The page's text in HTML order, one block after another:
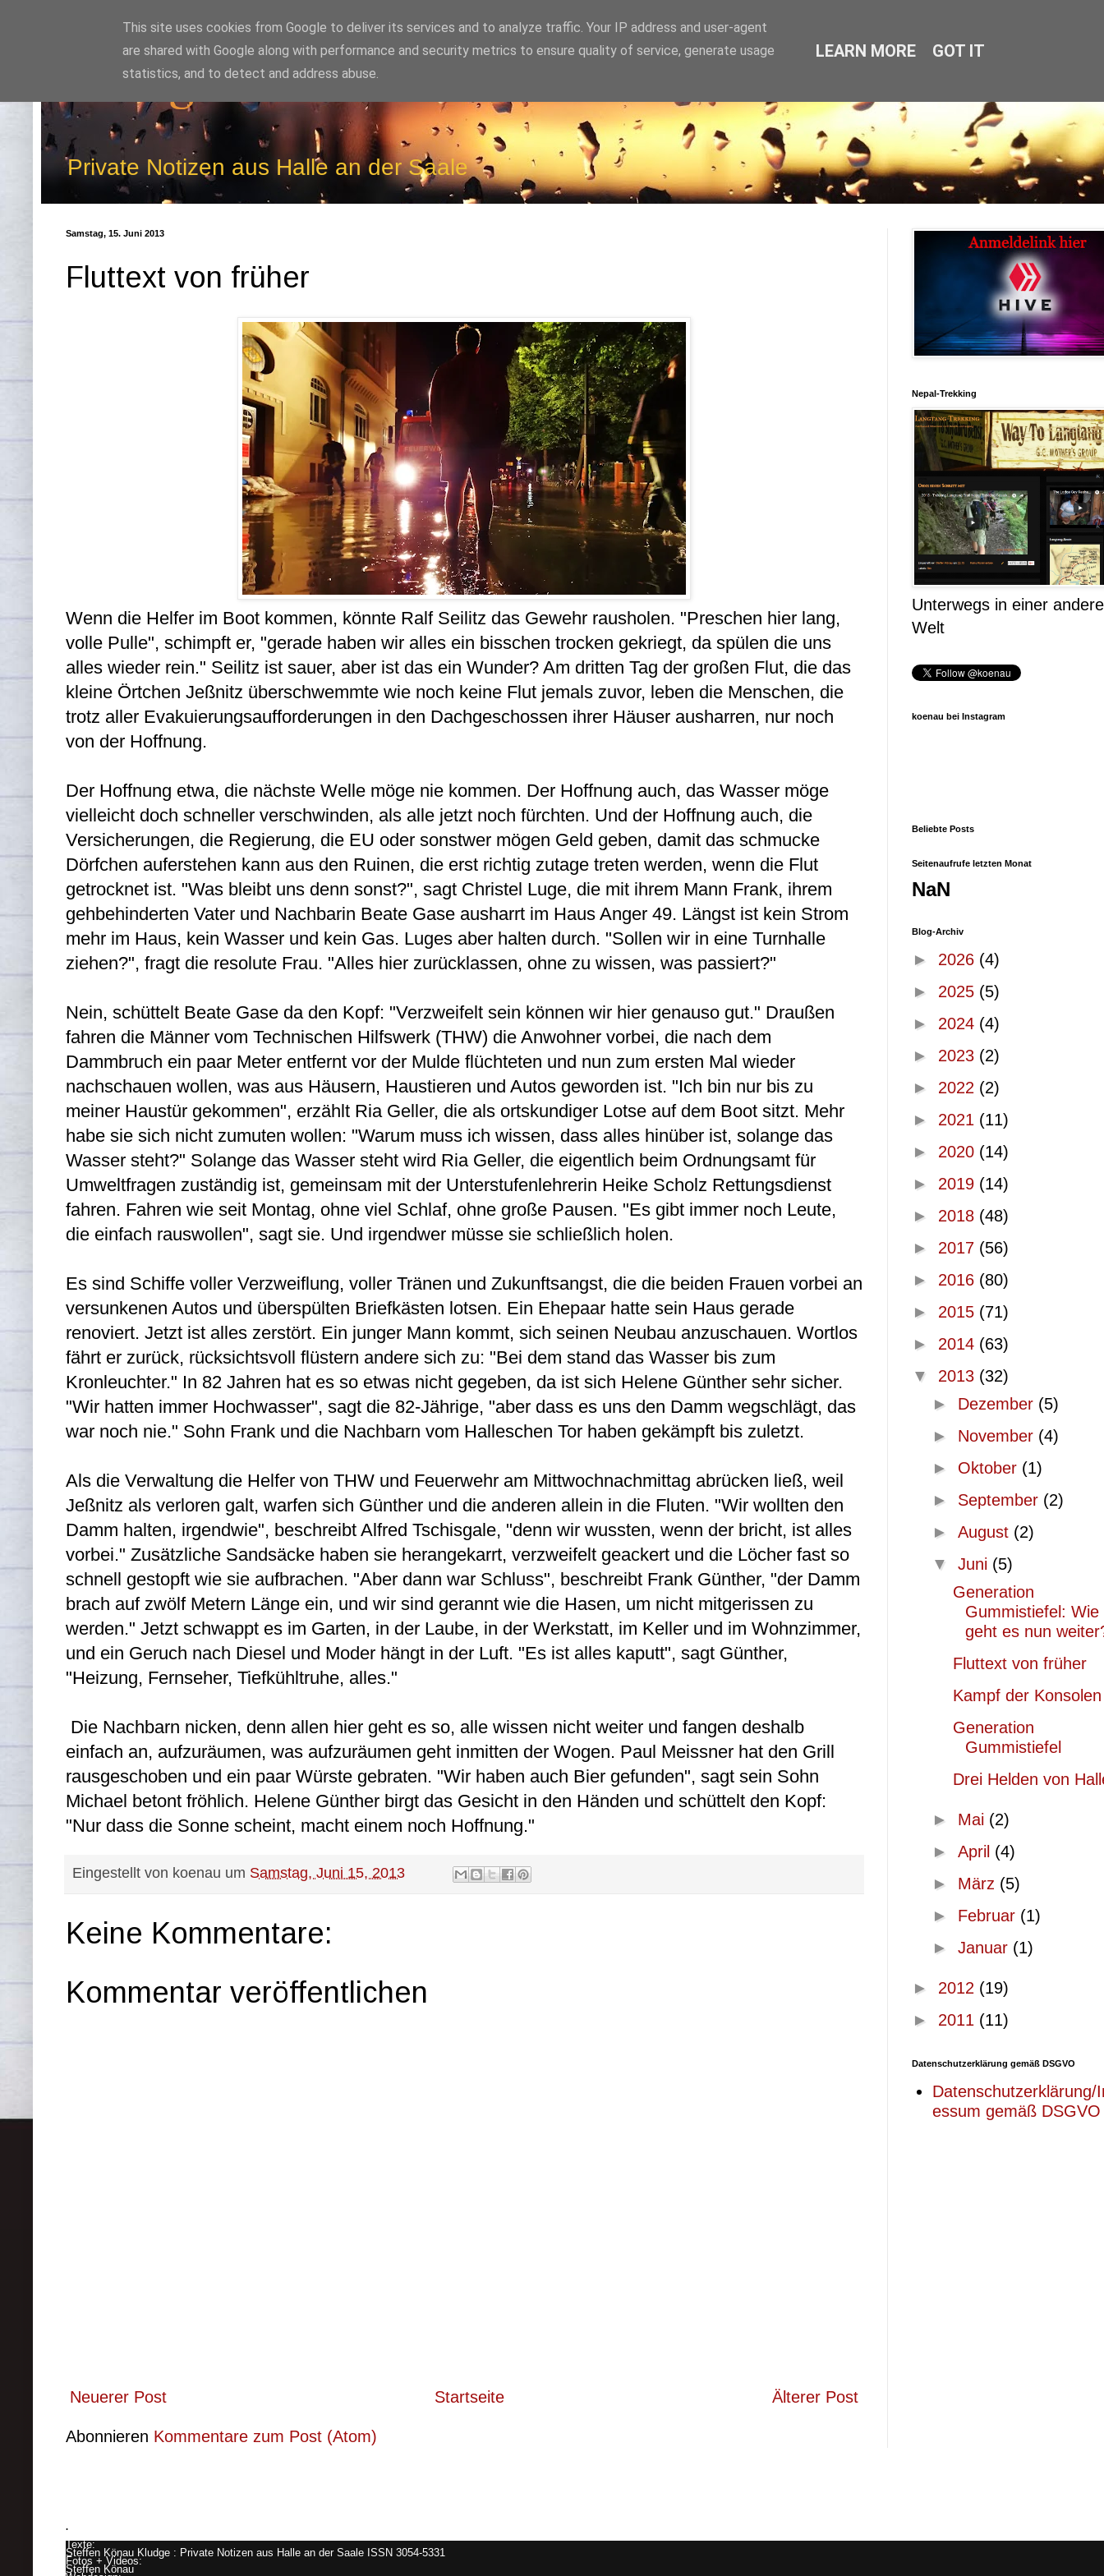
Kludge
Private Notizen aus Halle an der Saale
Samstag, 15. Juni 2013
Fluttext von früher
Wenn die Helfer im Boot kommen, könnte Ralf Seilitz das Gewehr rausholen. "Preschen hier lang,
volle Pulle", schimpft er, "gerade haben wir alles ein bisschen trocken gekriegt, da spülen die uns
alles wieder rein." Seilitz ist sauer, aber ist das ein Wunder? Am dritten Tag der großen Flut, die das
kleine Örtchen Jeßnitz überschwemmte wie noch keine Flut jemals zuvor, leben die Menschen, die
trotz aller Evakuierungsaufforderungen in den Dachgeschossen ihrer Häuser ausharren, nur noch
von der Hoffnung.
Der Hoffnung etwa, die nächste Welle möge nie kommen. Der Hoffnung auch, das Wasser möge
vielleicht doch schneller verschwinden, als alle jetzt noch fürchten. Und der Hoffnung auch, die
Versicherungen, die Regierung, die EU oder sonstwer mögen Geld geben, damit das schmucke
Dörfchen auferstehen kann aus den Ruinen, die erst richtig zutage treten werden, wenn die Flut
getrocknet ist. "Was bleibt uns denn sonst?", sagt Christel Luge, die mit ihrem Mann Frank, ihrem
gehbehinderten Vater und Nachbarin Beate Gase ausharrt im Haus Anger 49. Längst ist kein Strom
mehr im Haus, kein Wasser und kein Gas. Luges aber halten durch. "Sollen wir in eine Turnhalle
ziehen?", fragt die resolute Frau. "Alles hier zurücklassen, ohne zu wissen, was passiert?"
Nein, schüttelt Beate Gase da den Kopf: "Verzweifelt sein können wir hier genauso gut." Draußen
fahren die Männer vom Technischen Hilfswerk (THW) die Anwohner vorbei, die nach dem
Dammbruch ein paar Meter entfernt vor der Mulde flüchteten und nun zum ersten Mal wieder
nachschauen wollen, was aus Häusern, Haustieren und Autos geworden ist. "Ich bin nur bis zu
meiner Haustür gekommen", erzählt Ria Geller, die als ortskundiger Lotse auf dem Boot sitzt. Mehr
habe sie sich nicht zumuten wollen: "Warum muss ich wissen, dass alles hinüber ist, solange das
Wasser steht?" Solange das Wasser steht wird Ria Geller, die eigentlich beim Ordnungsamt für
Umweltfragen zuständig ist, gemeinsam mit der Unterstufenlehrerin Heike Scholz Rettungsdienst
fahren. Fahren wie seit Montag, ohne viel Schlaf, ohne große Pausen. "Es gibt immer noch Leute,
die einfach rauswollen", sagt sie. Und irgendwer müsse sie schließlich holen.
Es sind Schiffe voller Verzweiflung, voller Tränen und Zukunftsangst, die die beiden Frauen vorbei an
versunkenen Autos und überspülten Briefkästen lotsen. Ein Ehepaar hatte sein Haus gerade
renoviert. Jetzt ist alles zerstört. Ein junger Mann kommt, sich seinen Neubau anzuschauen. Wortlos
fährt er zurück, rücksichtsvoll flüstern andere sich zu: "Bei dem stand das Wasser bis zum
Kronleuchter." In 82 Jahren hat es so etwas nicht gegeben, da ist sich Helene Günther sehr sicher.
"Wir hatten immer Hochwasser", sagt die 82-Jährige, "aber dass es uns den Damm wegschlägt, das
war noch nie." Sohn Frank und die Nachbarn vom Halleschen Tor haben gekämpft bis zuletzt.
Als die Verwaltung die Helfer von THW und Feuerwehr am Mittwochnachmittag abrücken ließ, weil
Jeßnitz als verloren galt, warfen sich Günther und die anderen allein in die Fluten. "Wir wollten den
Damm halten, irgendwie", beschreibt Alfred Tschisgale, "denn wir wussten, wenn der bricht, ist alles
vorbei." Zusätzliche Sandsäcke haben sie herangekarrt, verzweifelt geackert und die Löcher fast so
schnell gestopft wie sie aufbrachen. "Aber dann war Schluss", beschreibt Frank Günther, "der Damm
brach auf zwölf Metern Länge ein, und wir sind gerannt wie die Hasen, um nicht mitgerissen zu
werden." Jetzt schwappt es im Garten, in der Laube, in der Werkstatt, im Keller und im Wohnzimmer,
und ein Geruch nach Diesel und Moder hängt in der Luft. "Es ist alles kaputt", sagt Günther,
"Heizung, Fernseher, Tiefkühltruhe, alles."
Die Nachbarn nicken, denn allen hier geht es so, alle wissen nicht weiter und fangen deshalb
einfach an, aufzuräumen, was aufzuräumen geht inmitten der Wogen. Paul Meissner hat den Grill
rausgeschoben und ein paar Würste gebraten. "Wir haben auch Bier gefunden", sagt sein Sohn
Michael betont fröhlich. Helene Günther birgt das Gesicht in den Händen und schüttelt den Kopf:
"Nur dass die Sonne scheint, macht einem noch Hoffnung."
Eingestellt von koenau um Samstag, Juni 15, 2013
Keine Kommentare:
Kommentar veröffentlichen
Neuerer Post Älterer Post
Startseite
Abonnieren Kommentare zum Post (Atom)
Nepal-Trekking
Unterwegs in einer
Welt
koenau bei Instagram
Beliebte Posts
Seitenaufrufe letzten Monat
NaN
Blog-Archiv
► 2026 (4)
► 2025 (5)
► 2024 (4)
► 2023 (2)
► 2022 (2)
► 2021 (11)
► 2020 (14)
► 2019 (14)
► 2018 (48)
► 2017 (56)
► 2016 (80)
► 2015 (71)
► 2014 (63)
▼ 2013 (32)
► Dezember (5)
► November (4)
► Oktober (1)
► September (2)
► August (2)
▼ Juni (5)
Generation
Gummistiefel: Wie
geht es nun
Fluttext von früher
Kampf der Konsolen
Generation
Gummistiefel
Drei Helden von
► Mai (2)
► April (4)
► März (5)
► Februar (1)
► Januar (1)
► 2012 (19)
► 2011 (11)
Datenschutzerklärung gemäß DSGVO
Datenschutzerklärung/
essum gemäß DSGVO
.
Texte:
Steffen Könau Kludge : Private Notizen aus Halle an der Saale ISSN 3054-5331
Fotos + Videos:
Steffen Könau
This site uses cookies from Google to deliver its services and to analyze traffic. Your IP address and user-agent
are shared with Google along with performance and security metrics to ensure quality of service, generate usage
statistics, and to detect and address abuse.
LEARN MORE GOT IT